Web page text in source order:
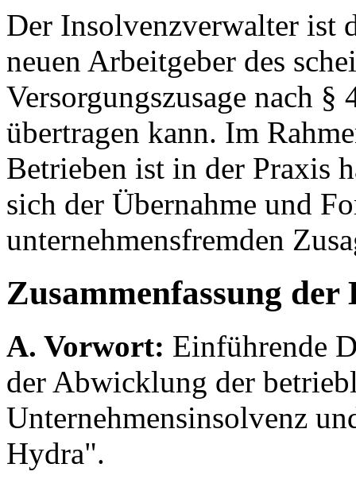
Der Insolvenzverwalter ist
neuen Arbeitgeber des
Versorgungszusage nach
übertragen kann. Im
Betrieben ist in der Praxis
sich der Übernahme und
unternehmensfremden
Zusammenfassung der
A. Vorwort: Einführende
der Abwicklung der
Unternehmensinsolvenz
Hydra".